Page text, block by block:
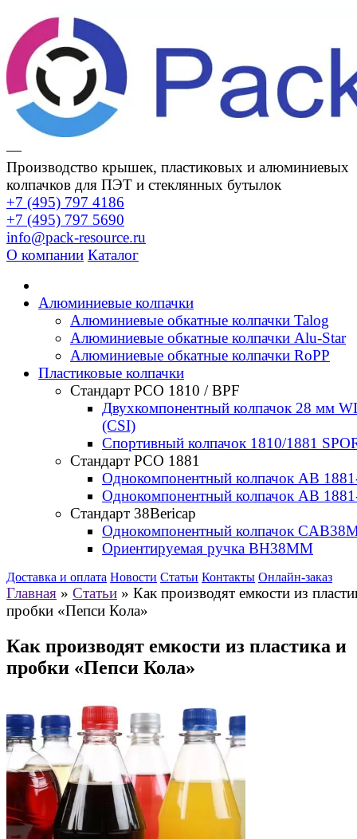
—
Производство крышек, пластиковых и алюминиевых
колпачков для ПЭТ и стеклянных бутылок
+7 (495) 797 4186
+7 (495) 797 5690
info@pack-resource.ru
О компании Каталог
Алюминиевые колпачки
Алюминиевые обкатные колпачки Talog
Алюминиевые обкатные колпачки Alu-Star
Алюминиевые обкатные колпачки RoPP
Пластиковые колпачки
Стандарт РСО 1810 / BPF
Двухкомпонентный колпачок 28 мм
(CSI)
Спортивный колпачок 1810/1881
Стандарт РСО 1881
Однокомпонентный колпачок AB
Однокомпонентный колпачок AB
Стандарт 38Bericap
Однокомпонентный колпачок
Ориентируемая ручка BH38MM
Доставка и оплата Новости Статьи Контакты Онлайн-заказ
Главная » Статьи » Как производят емкости из
пробки «Пепси Кола»
Как производят емкости из пластика и
пробки «Пепси Кола»